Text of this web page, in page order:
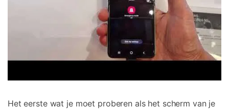
Het eerste wat je moet proberen als het scherm van je